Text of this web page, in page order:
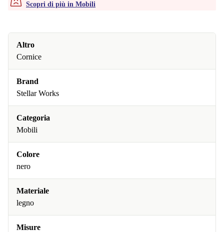
Scopri di più in Mobili
Altro
Cornice
Brand
Stellar Works
Categoria
Mobili
Colore
nero
Materiale
legno
Misure